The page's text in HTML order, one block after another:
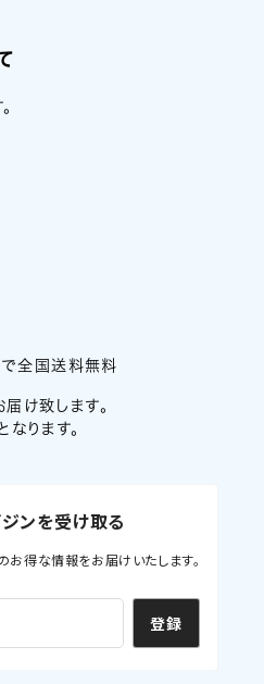
全国送料無料
け致します。
ります。
ンを受け取る
お得な情報をお届けいたします。
登録